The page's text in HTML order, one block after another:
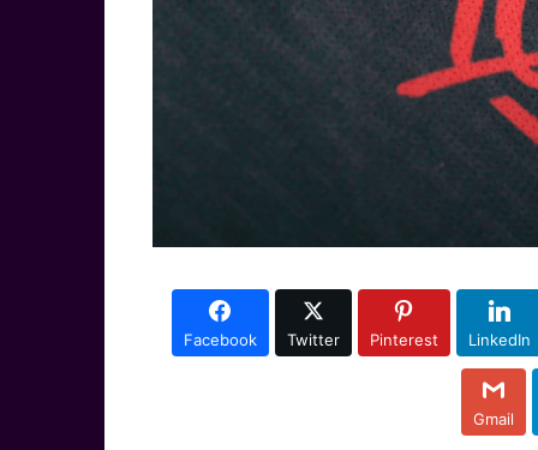
Facebook Twitter Pinterest LinkedIn
Gmail